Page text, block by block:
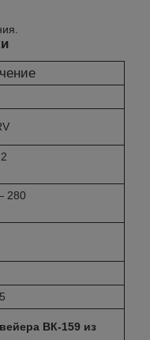
280
ВК-159 из